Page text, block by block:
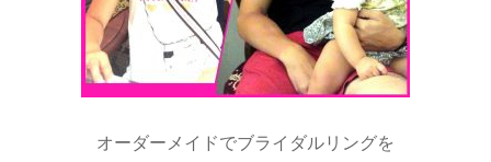
オーダーメイドでブライダルリングを